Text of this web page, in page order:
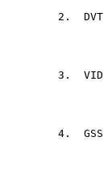
2. DVT
3. VID
4. GSS